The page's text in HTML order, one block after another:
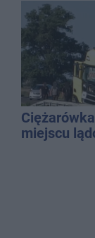
miejscu